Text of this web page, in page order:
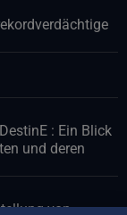
: Ein Blick
und deren
von